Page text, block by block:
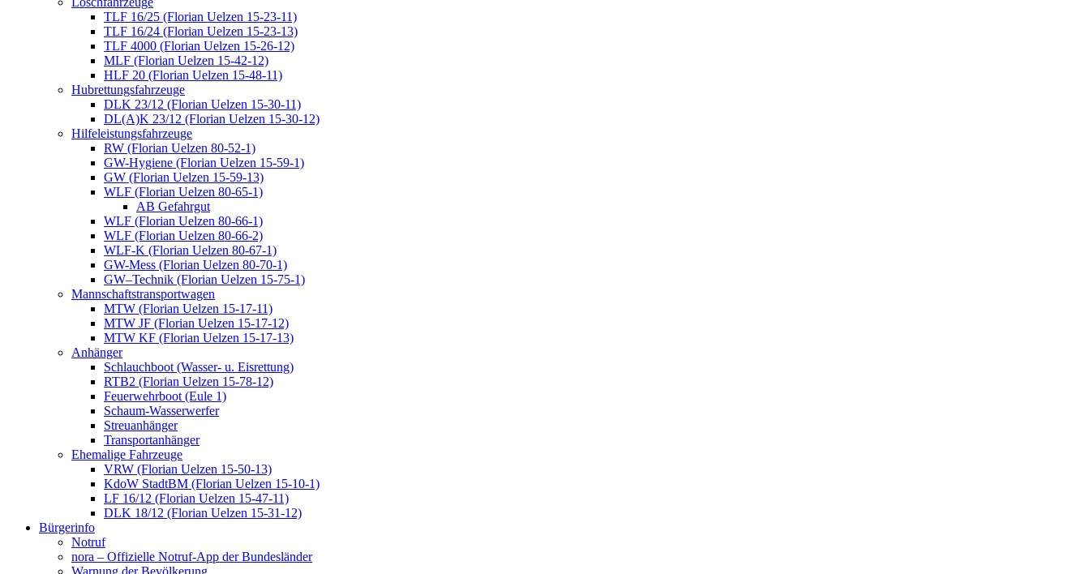
TLF 16/25 (Florian Uelzen 15-23-11)
TLF 16/24 (Florian Uelzen 15-23-13)
TLF 4000 (Florian Uelzen 15-26-12)
MLF (Florian Uelzen 15-42-12)
HLF 20 (Florian Uelzen 15-48-11)
Hubrettungsfahrzeuge
DLK 23/12 (Florian Uelzen 15-30-11)
DL(A)K 23/12 (Florian Uelzen 15-30-12)
Hilfeleistungsfahrzeuge
RW (Florian Uelzen 80-52-1)
GW-Hygiene (Florian Uelzen 15-59-1)
GW (Florian Uelzen 15-59-13)
WLF (Florian Uelzen 80-65-1)
AB Gefahrgut
WLF (Florian Uelzen 80-66-1)
WLF (Florian Uelzen 80-66-2)
WLF-K (Florian Uelzen 80-67-1)
GW-Mess (Florian Uelzen 80-70-1)
GW–Technik (Florian Uelzen 15-75-1)
Mannschaftstransportwagen
MTW (Florian Uelzen 15-17-11)
MTW JF (Florian Uelzen 15-17-12)
MTW KF (Florian Uelzen 15-17-13)
Anhänger
Schlauchboot (Wasser- u. Eisrettung)
RTB2 (Florian Uelzen 15-78-12)
Feuerwehrboot (Eule 1)
Schaum-Wasserwerfer
Streuanhänger
Transportanhänger
Ehemalige Fahrzeuge
VRW (Florian Uelzen 15-50-13)
KdoW StadtBM (Florian Uelzen 15-10-1)
LF 16/12 (Florian Uelzen 15-47-11)
DLK 18/12 (Florian Uelzen 15-31-12)
Bürgerinfo
Notruf
nora – Offizielle Notruf-App der Bundesländer
Warnung der Bevölkerung